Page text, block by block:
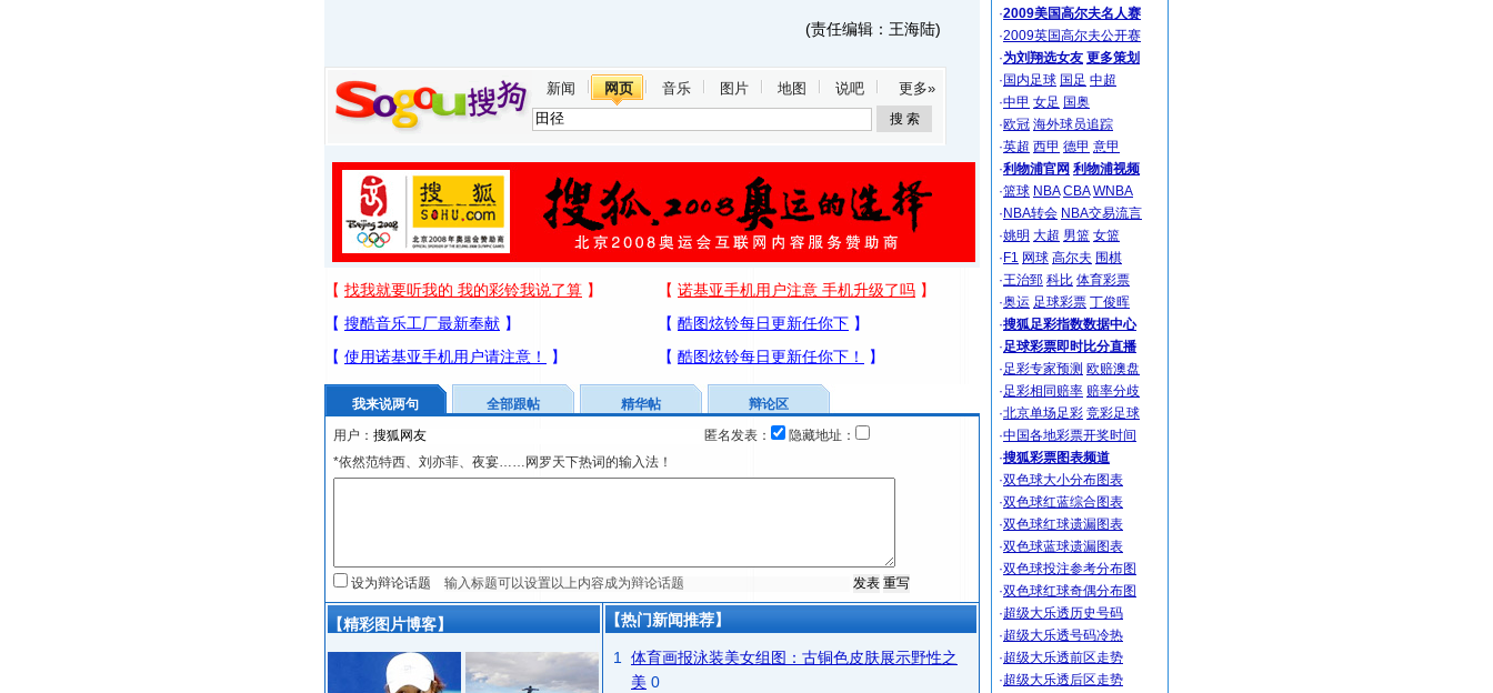
(责任编辑：王海陆)
新闻 网页 音乐 图片 地图 说吧 更多»
我来说两句 全部跟帖 精华帖
辩论区
用户：
匿名发表：
隐藏地址：
*依然范特西、刘亦菲、夜宴……网罗天下热词的输入法！
设为辩论话题
【精彩图片博客】 【热门新闻推荐】
1
体育画报泳装美女组图：古铜色皮肤展示野性之
美 0
·2009美国高尔夫名人赛
·2009英国高尔夫公开赛
·为刘翔选女友 更多策划
· 国内足球 国足 中超
·中甲 女足 国奥
·欧冠 海外球员追踪
·英超 西甲 德甲 意甲
·利物浦官网 利物浦视频
·篮球 NBA CBA WNBA
· NBA转会 NBA交易流言
·姚明 大超 男篮 女篮
· F1 网球 高尔夫 围棋
·王治郅 科比 体育彩票
·奥运 足球彩票 丁俊晖
·搜狐足彩指数数据中心
·足球彩票即时比分直播
·足彩专家预测 欧赔澳盘
·足彩相同赔率 赔率分歧
·北京单场足彩 竞彩足球
·中国各地彩票开奖时间
·搜狐彩票图表频道
·双色球大小分布图表
·双色球红蓝综合图表
·双色球红球遗漏图表
·双色球蓝球遗漏图表
·双色球投注参考分布图
·双色球红球奇偶分布图
·超级大乐透历史号码
·超级大乐透号码冷热
·超级大乐透前区走势
·超级大乐透后区走势